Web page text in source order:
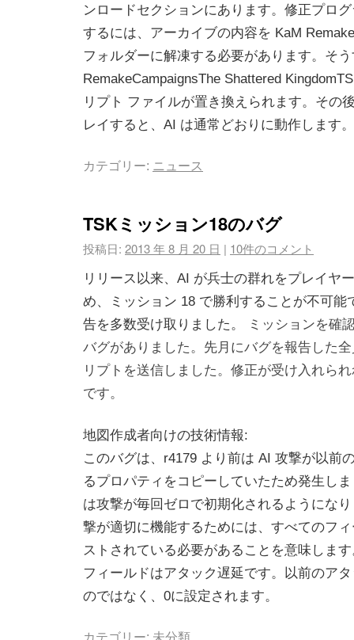
ンロードセクションにあります。修正プロ
するには、アーカイブの内容を KaM
フォルダーに解凍する必要があります。そ
RemakeCampaignsThe Shattered
リプト ファイルが置き換えられます。その
レイすると、AI は通常どおりに動作します。
カテゴリー: ニュース
TSKミッション18のバグ
投稿日: 2013 年 8 月 20 日 | 10件のコメント
リリース以来、AI が兵士の群れをプレイヤ
め、ミッション 18 で勝利することが不可能
告を多数受け取りました。
ミッションを確
バグがありました。先月にバグを報告した
リプトを送信しました。修正が受け入れら
です。
地図作成者向けの技術情報:
このバグは、r4179 より前は AI 攻撃が以前
るプロパティをコピーしていたため発生し
は攻撃が毎回ゼロで初期化されるようにな
撃が適切に機能するためには、すべてのフ
ストされている必要があることを意味しま
フィールドはアタック遅延です。以前のア
のではなく、0に設定されます。
カテゴリー: 未分類